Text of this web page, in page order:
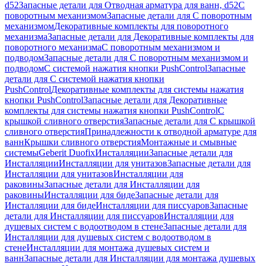
d52Запасные детали для Отводная арматура для ванн, d52С
поворотным механизмомЗапасные детали для С поворотным
механизмомДекоративные комплекты для поворотного
механизмаЗапасные детали для Декоративные комплекты для
поворотного механизмаС поворотным механизмом и
подводомЗапасные детали для С поворотным механизмом и
подводомС системой нажатия кнопки PushControlЗапасные
детали для С системой нажатия кнопки
PushControlДекоративные комплекты для системы нажатия
кнопки PushControlЗапасные детали для Декоративные
комплекты для системы нажатия кнопки PushControlС
крышкой сливного отверстияЗапасные детали для С крышкой
сливного отверстияПринадлежности к отводной арматуре для
ваннКрышки сливного отверстияМонтажные и смывные
системыGeberit DuofixИнсталляцииЗапасные детали для
ИнсталляцииИнсталляции для унитазовЗапасные детали для
Инсталляции для унитазовИнсталляции для
раковиныЗапасные детали для Инсталляции для
раковиныИнсталляции для бидеЗапасные детали для
Инсталляции для бидеИнсталляции для писсуаровЗапасные
детали для Инсталляции для писсуаровИнсталляции для
душевых систем с водоотводом в стенеЗапасные детали для
Инсталляции для душевых систем с водоотводом в
стенеИнсталляции для монтажа душевых систем и
ваннЗапасные детали для Инсталляции для монтажа душевых